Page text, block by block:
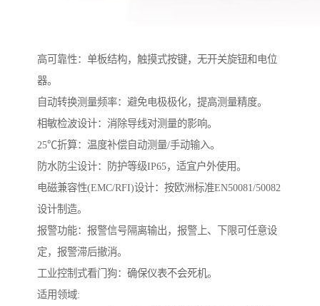
高可靠性：单板结构，触摸式按键，无开关旋钮和电位
器。
自动转换测量频率：避免电极极化，提高测量精度。
相敏检波设计：消除导线对测量的影响。
25℃折算：温度补偿自动测量/手动输入。
防水防尘设计：防护等级IP65，适宜户外使用。
电磁兼容性(EMC/RFI)设计：按欧洲标准EN50081/50082
设计制造。
报警功能：报警信号隔离输出，报警上、下限可任意设
定，报警滞后撤消。
工业控制式看门狗：确保仪表不会死机。
适用领域: